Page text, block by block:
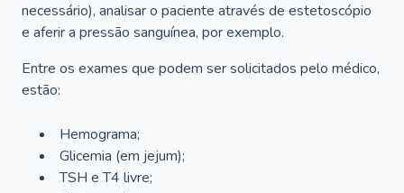
necessário), analisar o paciente através de estetoscópio
e aferir a pressão sanguínea, por exemplo.
Entre os exames que podem ser solicitados pelo médico,
estão:
Hemograma;
Glicemia (em jejum);
TSH e T4 livre;